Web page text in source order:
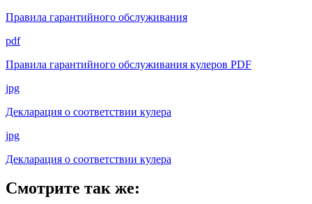
Правила гарантийного обслуживания
pdf
Правила гарантийного обслуживания кулеров PDF
jpg
Декларация о соответствии кулера
jpg
Декларация о соответствии кулера
Смотрите так же: